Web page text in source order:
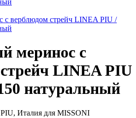
меринос с
LINEA PIU
натуральный
Италия для MISSONI